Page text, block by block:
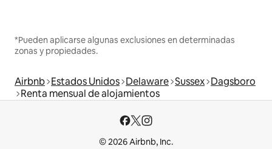
*Pueden aplicarse algunas exclusiones en determinadas
zonas y propiedades.
Airbnb Estados Unidos Delaware Sussex Dagsboro
Renta mensual de alojamientos
© 2026 Airbnb, Inc.